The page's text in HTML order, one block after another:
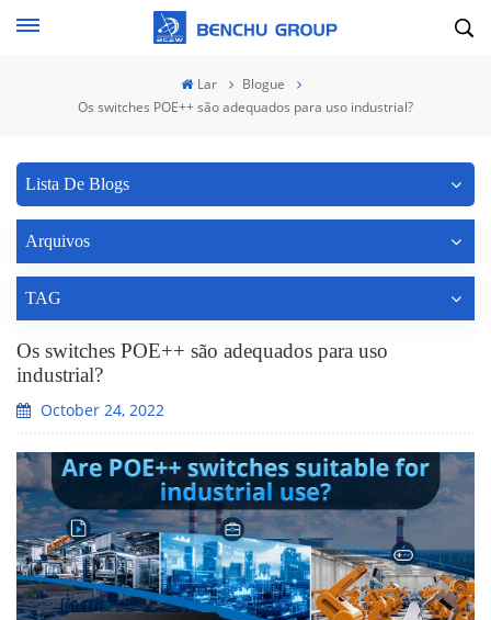
Lar
Blogue
Os switches POE++ são adequados para uso industrial?
Lista De Blogs
Arquivos
TAG
Os switches POE++ são adequados para uso
industrial?
October 24, 2022